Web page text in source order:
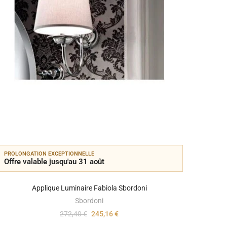
PROLONGATION EXCEPTIONNELLE
Offre valable jusqu'au 31 août
Applique Luminaire Fabiola Sbordoni
Sbordoni
272,40 € 245,16 €